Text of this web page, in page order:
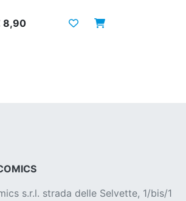
8,90
s.r.l. strada delle Selvette, 1/bis/1